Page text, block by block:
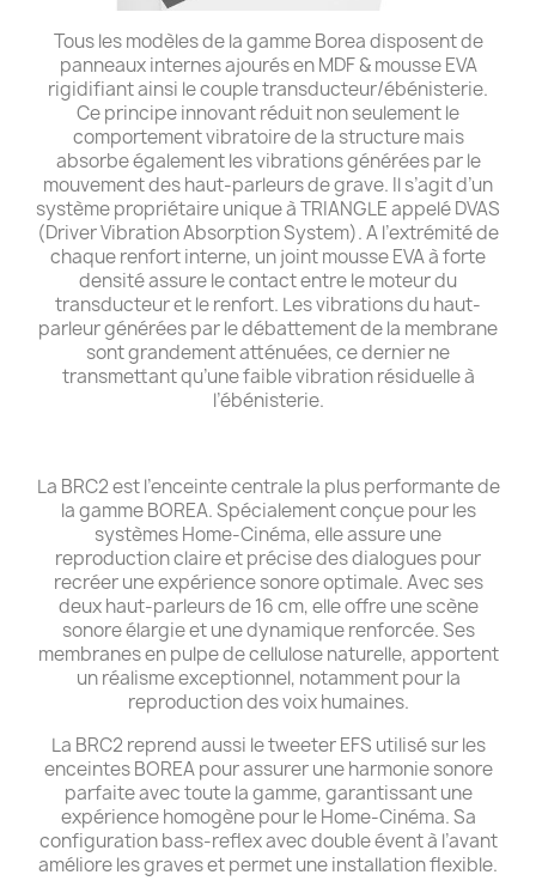
Tous les modèles de la gamme Borea disposent de
panneaux internes ajourés en MDF & mousse EVA
rigidifiant ainsi le couple transducteur/ébénisterie.
Ce principe innovant réduit non seulement le
comportement vibratoire de la structure mais
absorbe également les vibrations générées par le
mouvement des haut-parleurs de grave. Il s’agit d’un
système propriétaire unique à TRIANGLE appelé DVAS
(Driver Vibration Absorption System). A l’extrémité de
chaque renfort interne, un joint mousse EVA à forte
densité assure le contact entre le moteur du
transducteur et le renfort. Les vibrations du haut-
parleur générées par le débattement de la membrane
sont grandement atténuées, ce dernier ne
transmettant qu’une faible vibration résiduelle à
l’ébénisterie.
La BRC2 est l’enceinte centrale la plus performante de
la gamme BOREA. Spécialement conçue pour les
systèmes Home-Cinéma, elle assure une
reproduction claire et précise des dialogues pour
recréer une expérience sonore optimale. Avec ses
deux haut-parleurs de 16 cm, elle offre une scène
sonore élargie et une dynamique renforcée. Ses
membranes en pulpe de cellulose naturelle, apportent
un réalisme exceptionnel, notamment pour la
reproduction des voix humaines.
La BRC2 reprend aussi le tweeter EFS utilisé sur les
enceintes BOREA pour assurer une harmonie sonore
parfaite avec toute la gamme, garantissant une
expérience homogène pour le Home-Cinéma. Sa
configuration bass-reflex avec double évent à l’avant
améliore les graves et permet une installation flexible.